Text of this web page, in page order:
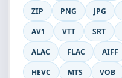
ZIP
PNG JPG
AV1
VTT SRT
ALAC
FLAC AIFF
HEVC
MTS VOB